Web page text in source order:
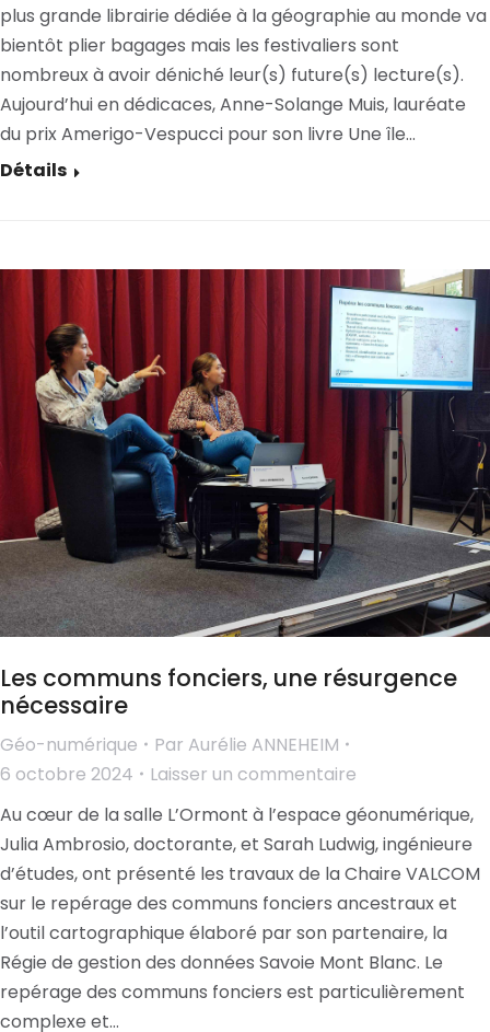
plus grande librairie dédiée à la géographie au monde va
bientôt plier bagages mais les festivaliers sont
nombreux à avoir déniché leur(s) future(s) lecture(s).
Aujourd’hui en dédicaces, Anne-Solange Muis, lauréate
du prix Amerigo-Vespucci pour son livre Une île…
Détails
Les communs fonciers, une résurgence
nécessaire
Géo-numérique Par Aurélie ANNEHEIM
6 octobre 2024
Laisser un commentaire
Au cœur de la salle L’Ormont à l’espace géonumérique,
Julia Ambrosio, doctorante, et Sarah Ludwig, ingénieure
d’études, ont présenté les travaux de la Chaire VALCOM
sur le repérage des communs fonciers ancestraux et
l’outil cartographique élaboré par son partenaire, la
Régie de gestion des données Savoie Mont Blanc. Le
repérage des communs fonciers est particulièrement
complexe et…